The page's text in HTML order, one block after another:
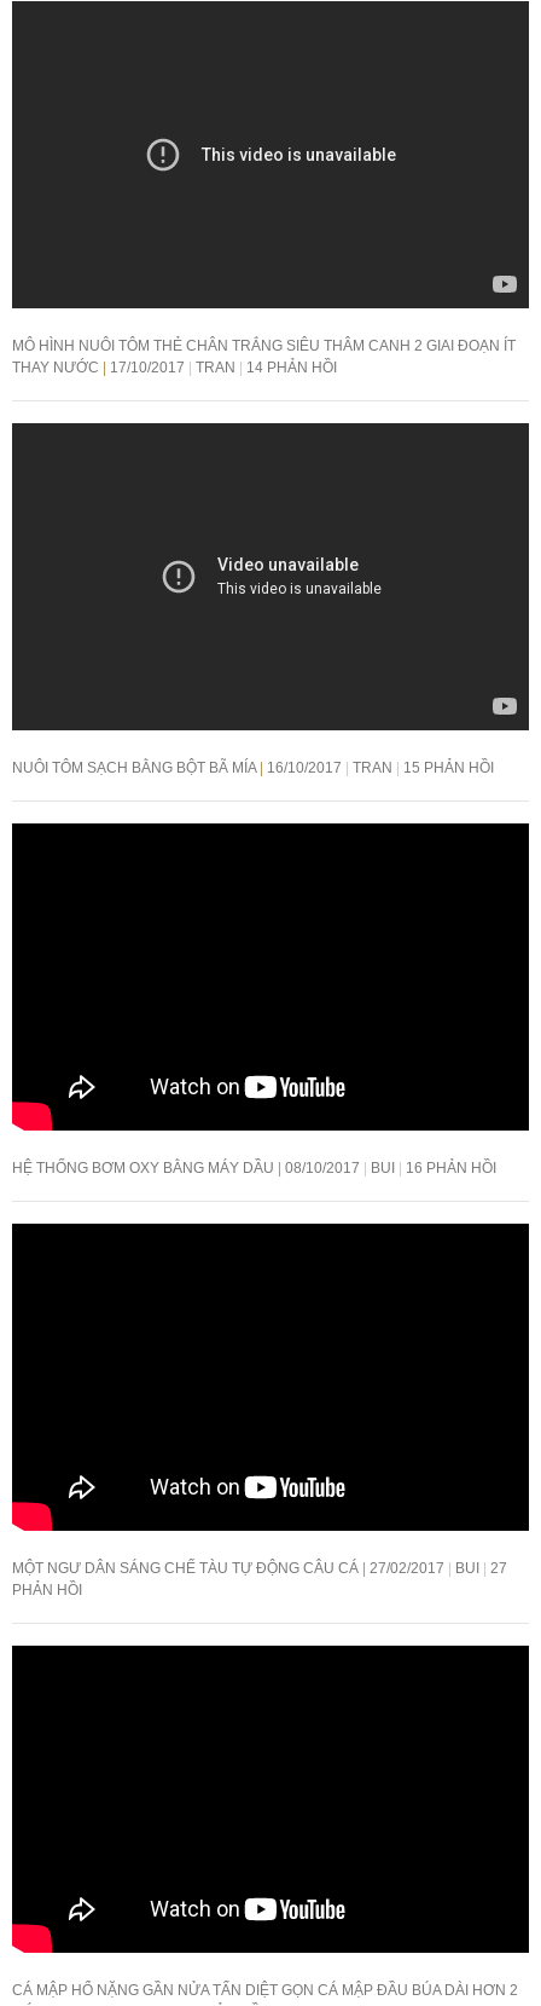
MÔ HÌNH NUÔI TÔM THẺ CHÂN TRẮNG SIÊU THÂM CANH 2 GIAI ĐOẠN ÍT
THAY NƯỚC
17/10/2017 TRAN 14 PHẢN HỒI
NUÔI TÔM SẠCH BẰNG BỘT BÃ MÍA 16/10/2017 TRAN 15 PHẢN HỒI
HỆ THỐNG BƠM OXY BẰNG MÁY DẦU 08/10/2017 BUI 16 PHẢN HỒI
MỘT NGƯ DÂN SÁNG CHẾ TÀU TỰ ĐỘNG CÂU CÁ 27/02/2017 BUI
27
PHẢN HỒI
CÁ MẬP HỔ NẶNG GẦN NỬA TẤN DIỆT GỌN CÁ MẬP ĐẦU BÚA DÀI HƠN 2